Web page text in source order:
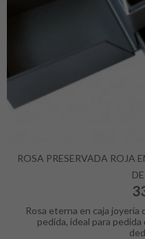
ROSA PRESERVADA ROJA
Rosa eterna en caja joyería
pedida, ideal para